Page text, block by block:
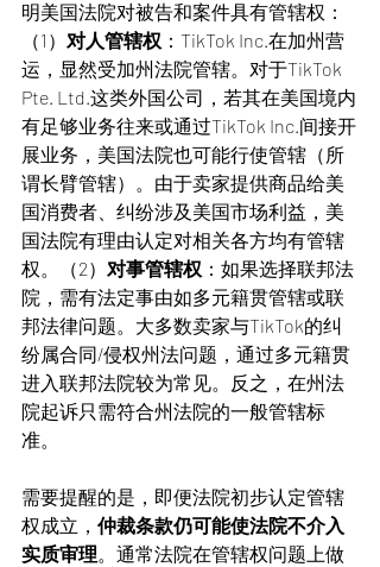
明美国法院对被告和案件具有管辖权：
（1） 对人管辖权 ：TikTok Inc.在加州营
运，显然受加州法院管辖。对于TikTok
Pte. Ltd.这类外国公司，若其在美国境内
有足够业务往来或通过TikTok Inc.间接开
展业务，美国法院也可能行使管辖（所
谓长臂管辖）。由于卖家提供商品给美
国消费者、纠纷涉及美国市场利益，美
国法院有理由认定对相关各方均有管辖
权。（2） 对事管辖权 ：如果选择联邦法
院，需有法定事由如多元籍贯管辖或联
邦法律问题。大多数卖家与TikTok的纠
纷属合同/侵权州法问题，通过多元籍贯
进入联邦法院较为常见。反之，在州法
院起诉只需符合州法院的一般管辖标
准。
需要提醒的是，即便法院初步认定管辖
权成立， 仲裁条款仍可能使法院不介入
实质审理。通常法院在管辖权问题上做